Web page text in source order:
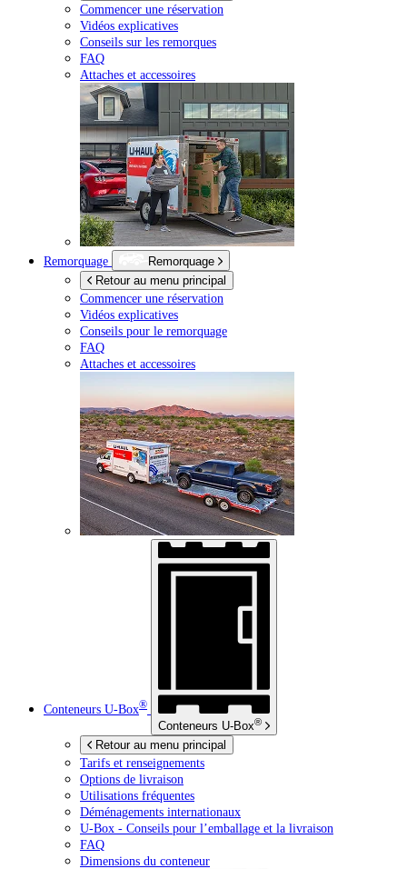
Commencer une réservation
Vidéos explicatives
Conseils sur les remorques
FAQ
Attaches et accessoires
Remorquage
Remorquage
Retour au menu principal
Commencer une réservation
Vidéos explicatives
Conseils pour le remorquage
FAQ
Attaches et accessoires
Conteneurs U-Box®
Conteneurs U-Box®
Retour au menu principal
Tarifs et renseignements
Options de livraison
Utilisations fréquentes
Déménagements internationaux
U-Box - Conseils pour l’emballage et la livraison
FAQ
Dimensions du conteneur